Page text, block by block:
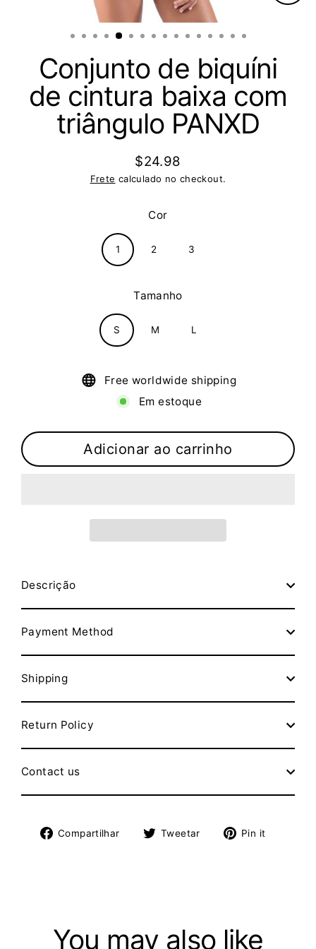
Conjunto de biquíni
de cintura baixa com
triângulo PANXD
Preço
normal
$24.98
Frete calculado no checkout.
Cor
1 2 3
Tamanho
S M L
Free worldwide shipping
Em estoque
Adicionar ao carrinho
Descrição
Payment Method
Shipping
Return Policy
Contact us
Compartilhar
Compartilhe
Tweetar
Tuite
Pin it
You may also like